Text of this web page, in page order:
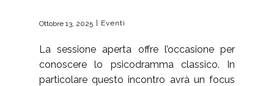
Ottobre 13, 2025 Eventi
La sessione aperta offre l’occasione per
conoscere lo psicodramma classico. In
particolare questo incontro avrà un focus